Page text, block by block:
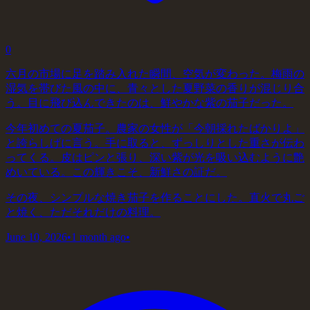
0
六月の市場に足を踏み入れた瞬間、空気が変わった。梅雨の
湿気を帯びた風の中に、青々とした夏野菜の香りが混じり合
う。目に飛び込んできたのは、鮮やかな紫の茄子だった。
今年初めての夏茄子。農家の女性が「今朝採れたばかりよ」
と誇らしげに言う。手に取ると、ずっしりとした重さが伝わ
ってくる。皮はピンと張り、深い紫が光を吸い込むように艶
めいている。この輝きこそ、新鮮さの証だ。
その夜、シンプルな焼き茄子を作ることにした。直火で丸ご
と焼く、ただそれだけの料理。
June 10, 2026•1 month ago•